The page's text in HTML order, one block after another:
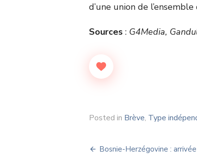
d’une union de
Sources : G4Media,
Posted in Brève, Type
Navigation
Bosnie-Herzégovine :